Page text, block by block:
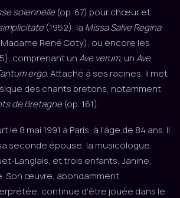
solennelle(op. 67) pour chœur et
(1952), la Missa Salve Regina
Madame René Coty), ou encore les
comprenant unAve verum, unAve
ergo. Attaché à ses racines, il met
des chants bretons, notamment
de Bretagne(op. 161).
le 8 mai 1991 à Paris, à l'âge de 84 ans. Il
seconde épouse, la musicologue
Langlais, et trois enfants, Janine,
Son œuvre, abondamment
continue d'être jouée dans le